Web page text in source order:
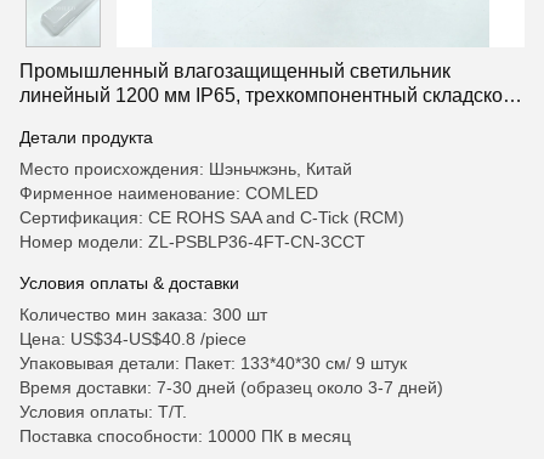
Промышленный влагозащищенный светильник
линейный 1200 мм IP65, трехкомпонентный складской
атмосферостойкие линейные светильники с
возможностью изменения цветовой температуры
(3CCT)
Детали продукта
Место происхождения: Шэньчжэнь, Китай
Фирменное наименование: COMLED
Сертификация: CE ROHS SAA and C-Tick (RCM)
Номер модели: ZL-PSBLP36-4FT-CN-3CCT
Условия оплаты & доставки
Количество мин заказа: 300 шт
Цена: US$34-US$40.8 /piece
Упаковывая детали: Пакет: 133*40*30 см/ 9 штук
Время доставки: 7-30 дней (образец около 3-7 дней)
Условия оплаты: T/T.
Поставка способности: 10000 ПК в месяц